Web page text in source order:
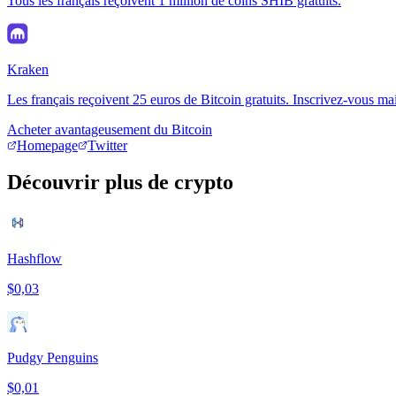
Kraken
Les français reçoivent 25 euros de Bitcoin gratuits. Inscrivez-vous
Acheter avantageusement du Bitcoin
Homepage
Twitter
Découvrir plus de crypto
Hashflow
$0,03
Pudgy Penguins
$0,01